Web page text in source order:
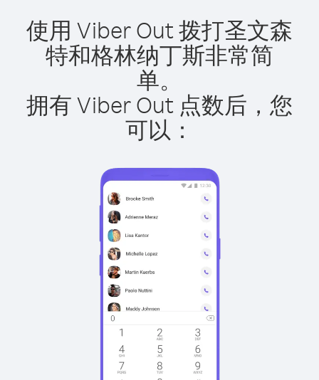
使用 Viber Out 拨打圣文森
特和格林纳丁斯非常简
单。
拥有 Viber Out 点数后，您
可以：